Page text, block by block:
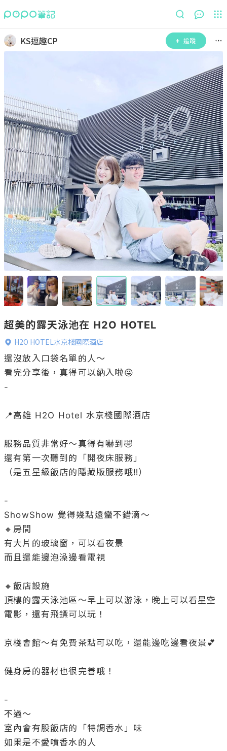
KS逗趣CP 追蹤
超美的露天泳池在 H2O HOTEL
H2O HOTEL水京棧國際酒店
還沒放入口袋名單的人～
看完分享後，真得可以納入啦😜
-
📍高雄 H2O Hotel 水京棧國際酒店
服務品質非常好～真得有嚇到🤣
還有第一次聽到的「開夜床服務」
（是五星級飯店的隱藏版服務哦‼️）
-
ShowShow 覺得幾點還蠻不錯滴～
🔸房間
有大片的玻璃窗，可以看夜景
而且還能邊泡澡邊看電視
🔸飯店設施
頂樓的露天泳池區～早上可以游泳，晚上可以看星空
電影，還有飛鏢可以玩！
京棧會館～有免費茶點可以吃，還能邊吃邊看夜景💕
健身房的器材也很完善哦！
-
不過～
室內會有股飯店的「特調香水」味
如果是不愛噴香水的人